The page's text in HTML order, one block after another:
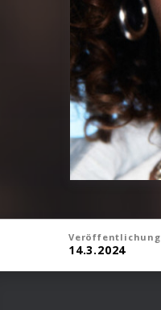
Veröffentlichung
14.3.2024